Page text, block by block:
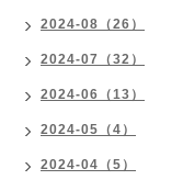
2024-08（26）
2024-07（32）
2024-06（13）
2024-05（4）
2024-04（5）